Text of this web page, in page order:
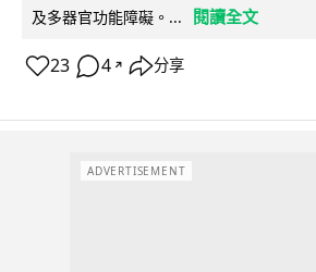
及多器官功能障礙。...
閱讀全文
23 4 ↗ 分享
ADVERTISEMENT